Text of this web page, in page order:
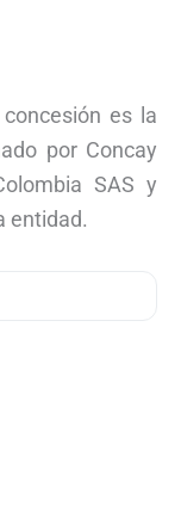
es la
por Concay
SAS y
entidad.